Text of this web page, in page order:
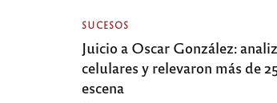
SUCESOS
Juicio a Oscar González:
celulares y relevaron más de
escena